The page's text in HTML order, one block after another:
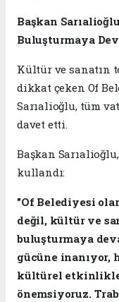
Başkan
Buluşturmaya
Kültür ve sanatın
dikkat çeken Of
Sarıalioğlu, tüm
davet etti.
Başkan
kullandı:
"Of Belediyesi
değil, kültür ve
buluşturmaya
gücüne
kültürel
önemsiyoruz.